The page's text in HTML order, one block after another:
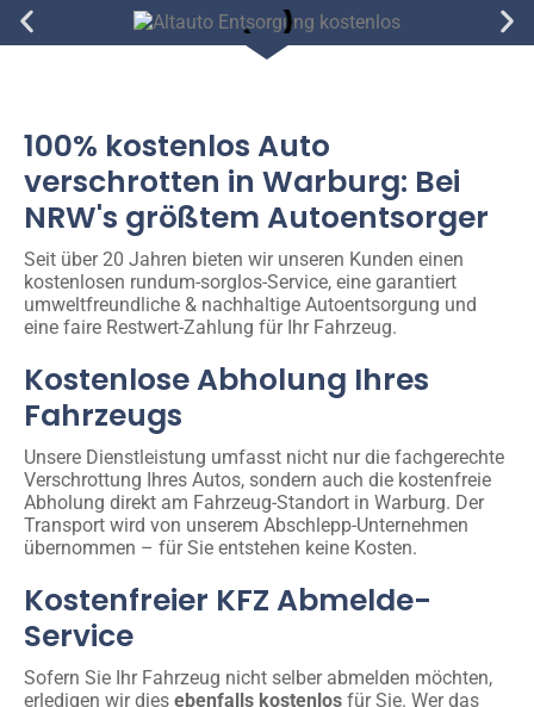
100% kostenlos Auto
verschrotten in Warburg: Bei
NRW's größtem Autoentsorger
Seit über 20 Jahren bieten wir unseren Kunden einen
kostenlosen rundum-sorglos-Service, eine garantiert
umweltfreundliche & nachhaltige Autoentsorgung und
eine faire Restwert-Zahlung für Ihr Fahrzeug.
Kostenlose Abholung Ihres
Fahrzeugs
Unsere Dienstleistung umfasst nicht nur die fachgerechte
Verschrottung Ihres Autos, sondern auch die kostenfreie
Abholung direkt am Fahrzeug-Standort in Warburg. Der
Transport wird von unserem Abschlepp-Unternehmen
übernommen – für Sie entstehen keine Kosten.
Kostenfreier KFZ Abmelde-
Service
Sofern Sie Ihr Fahrzeug nicht selber abmelden möchten,
erledigen wir dies ebenfalls kostenlos für Sie. Wer das